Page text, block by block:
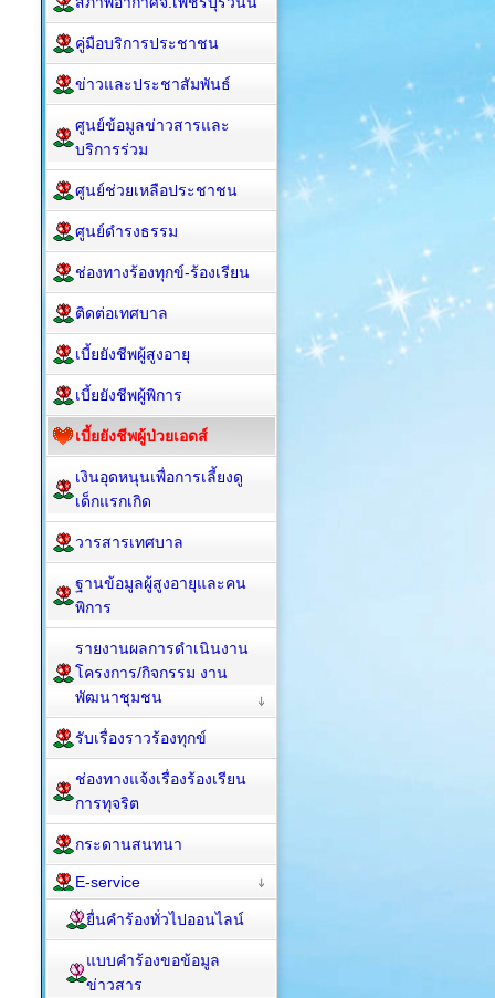
คู่มือบริการประชาชน
ข่าวและประชาสัมพันธ์
ศูนย์ข้อมูลข่าวสารและ
บริการร่วม
ศูนย์ช่วยเหลือประชาชน
ศูนย์ดำรงธรรม
ช่องทางร้องทุกข์-ร้องเรียน
ติดต่อเทศบาล
เบี้ยยังชีพผู้สูงอายุ
เบี้ยยังชีพผู้พิการ
เบี้ยยังชีพผู้ป่วยเอดส์
เงินอุดหนุนเพื่อการเลี้ยงดู
เด็กแรกเกิด
วารสารเทศบาล
ฐานข้อมูลผู้สูงอายุและคน
พิการ
รายงานผลการดำเนินงาน
โครงการ/กิจกรรม งาน
พัฒนาชุมชน
รับเรื่องราวร้องทุกข์
ช่องทางแจ้งเรื่องร้องเรียน
การทุจริต
กระดานสนทนา
E-service
ยื่นคำร้องทั่วไปออนไลน์
แบบคำร้องขอข้อมูล
ข่าวสาร